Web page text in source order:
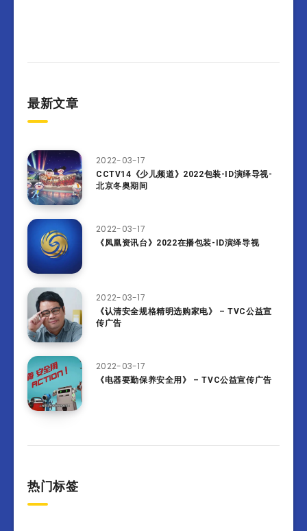
最新文章
2022-03-17
CCTV14《少儿频道》2022包装-ID演绎导视-
北京冬奥期间
2022-03-17
《凤凰资讯台》2022在播包装-ID演绎导视
2022-03-17
《认清安全规格精明选购家电》 – TVC公益宣
传广告
2022-03-17
《电器要勤保养安全用》 – TVC公益宣传广告
热门标签